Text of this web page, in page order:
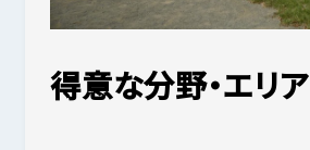
得意な分野・エリア